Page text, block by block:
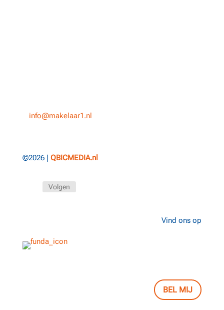
info@makelaar1.nl
©2026 | QBICMEDIA.nl
Volgen
Vind ons op
BEL MIJ